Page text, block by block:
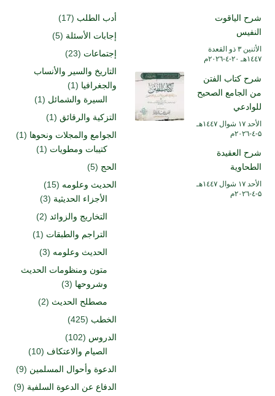
شرح الياقوت
النفيس
الأثنين ۳ ذو القعدة
۱٤٤۷هـ ۲۰-٤-۲۰۲٦م
شرح كتاب الفتن
من الجامع الصحيح
للوادعي
الأحد ۱۷ شوال ۱٤٤۷هـ
۵-٤-۲۰۲٦م
شرح العقيدة
الطحاوية
الأحد ۱۷ شوال ۱٤٤۷هـ
۵-٤-۲۰۲٦م
أدب الطلب (17)
إجابات الأسئلة (5)
إجتماعات (23)
التاريخ والسير والأنساب
والجغرافيا (1)
السيرة والشمائل (1)
التزكية والرقائق (1)
الجوامع والمجلات ونحوها (1)
كتيبات ومطويات (1)
الحج (5)
الحديث وعلومه (15)
الأجزاء الحديثية (3)
التخاريج والزوائد (2)
التراجم والطبقات (1)
الحديث وعلومه (3)
متون ومنظومات الحديث
وشروحها (3)
مصطلح الحديث (2)
الخطب (425)
الدروس (102)
الصيام والاعتكاف (10)
الدعوة وأحوال المسلمين (9)
الدفاع عن الدعوة السلفية (9)